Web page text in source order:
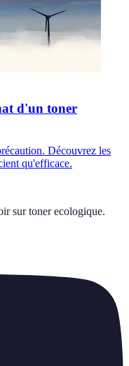
d'un toner
Découvrez les
qu'efficace.
sur toner ecologique.